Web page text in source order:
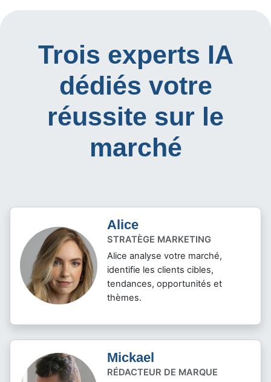
Trois experts IA
dédiés votre
réussite sur le
marché
Alice
STRATÈGE MARKETING
Alice analyse votre marché,
identifie les clients cibles,
tendances, opportunités et
thèmes.
Mickael
RÉDACTEUR DE MARQUE